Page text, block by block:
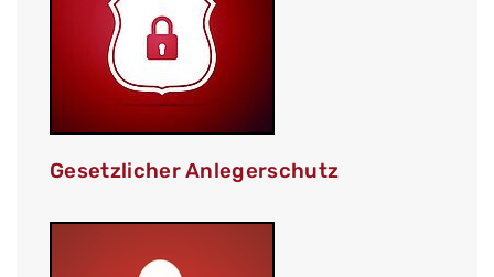
Gesetzlicher Anlegerschutz